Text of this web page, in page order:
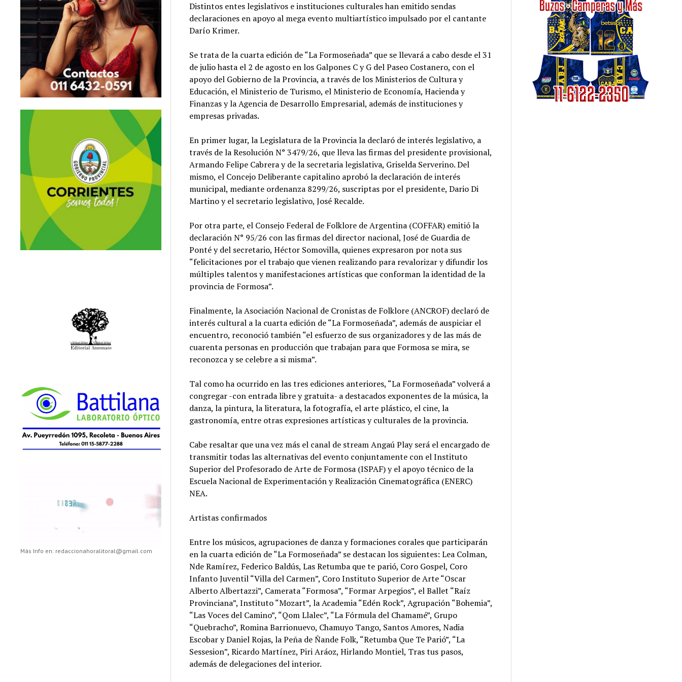
Más Info en: redaccionahoralitoral@gmail.com
Distintos entes legislativos e instituciones culturales han emitido sendas
declaraciones en apoyo al mega evento multiartístico impulsado por el cantante
Darío Krimer.
Se trata de la cuarta edición de “La Formoseñada” que se llevará a cabo desde el 31
de julio hasta el 2 de agosto en los Galpones C y G del Paseo Costanero, con el
apoyo del Gobierno de la Provincia, a través de los Ministerios de Cultura y
Educación, el Ministerio de Turismo, el Ministerio de Economía, Hacienda y
Finanzas y la Agencia de Desarrollo Empresarial, además de instituciones y
empresas privadas.
En primer lugar, la Legislatura de la Provincia la declaró de interés legislativo, a
través de la Resolución N° 3479/26, que lleva las firmas del presidente provisional,
Armando Felipe Cabrera y de la secretaria legislativa, Griselda Serverino. Del
mismo, el Concejo Deliberante capitalino aprobó la declaración de interés
municipal, mediante ordenanza 8299/26, suscriptas por el presidente, Dario Di
Martino y el secretario legislativo, José Recalde.
Por otra parte, el Consejo Federal de Folklore de Argentina (COFFAR) emitió la
declaración N° 95/26 con las firmas del director nacional, José de Guardia de
Ponté y del secretario, Héctor Somovilla, quienes expresaron por nota sus
“felicitaciones por el trabajo que vienen realizando para revalorizar y difundir los
múltiples talentos y manifestaciones artísticas que conforman la identidad de la
provincia de Formosa”.
Finalmente, la Asociación Nacional de Cronistas de Folklore (ANCROF) declaró de
interés cultural a la cuarta edición de “La Formoseñada”, además de auspiciar el
encuentro, reconoció también “el esfuerzo de sus organizadores y de las más de
cuarenta personas en producción que trabajan para que Formosa se mira, se
reconozca y se celebre a si misma”.
Tal como ha ocurrido en las tres ediciones anteriores, “La Formoseñada” volverá a
congregar -con entrada libre y gratuita- a destacados exponentes de la música, la
danza, la pintura, la literatura, la fotografía, el arte plástico, el cine, la
gastronomía, entre otras expresiones artísticas y culturales de la provincia.
Cabe resaltar que una vez más el canal de stream Angaú Play será el encargado de
transmitir todas las alternativas del evento conjuntamente con el Instituto
Superior del Profesorado de Arte de Formosa (ISPAF) y el apoyo técnico de la
Escuela Nacional de Experimentación y Realización Cinematográfica (ENERC)
NEA.
Artistas confirmados
Entre los músicos, agrupaciones de danza y formaciones corales que participarán
en la cuarta edición de “La Formoseñada” se destacan los siguientes: Lea Colman,
Nde Ramírez, Federico Baldús, Las Retumba que te parió, Coro Gospel, Coro
Infanto Juventil “Villa del Carmen”, Coro Instituto Superior de Arte “Oscar
Alberto Albertazzi”, Camerata “Formosa”, “Formar Arpegios”, el Ballet “Raíz
Provinciana”, Instituto “Mozart”, la Academia “Edén Rock”, Agrupación “Bohemia”,
“Las Voces del Camino”, “Qom Llalec”, “La Fórmula del Chamamé”, Grupo
“Quebracho”, Romina Barrionuevo, Chamuyo Tango, Santos Amores, Nadia
Escobar y Daniel Rojas, la Peña de Ñande Folk, “Retumba Que Te Parió”, “La
Sessesion”, Ricardo Martínez, Piri Aráoz, Hirlando Montiel, Tras tus pasos,
además de delegaciones del interior.